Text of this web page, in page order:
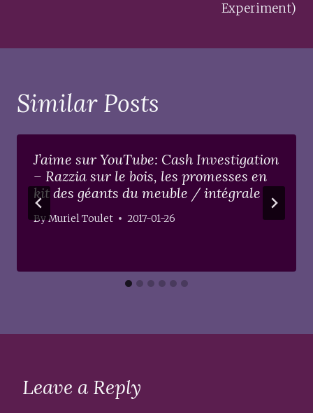
Experiment)
Similar Posts
J’aime sur YouTube: Cash Investigation
– Razzia sur le bois, les promesses en
kit des géants du meuble / intégrale
ByMuriel Toulet 2017-01-26
Leave a Reply